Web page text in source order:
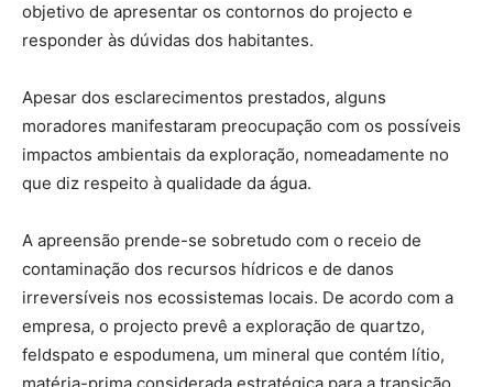
objetivo de apresentar os contornos do projecto e
responder às dúvidas dos habitantes.
Apesar dos esclarecimentos prestados, alguns
moradores manifestaram preocupação com os possíveis
impactos ambientais da exploração, nomeadamente no
que diz respeito à qualidade da água.
A apreensão prende-se sobretudo com o receio de
contaminação dos recursos hídricos e de danos
irreversíveis nos ecossistemas locais. De acordo com a
empresa, o projecto prevê a exploração de quartzo,
feldspato e espodumena, um mineral que contém lítio,